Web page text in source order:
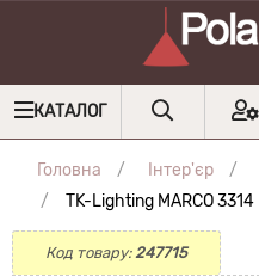
КАТАЛОГ
Головна Інтер'єр
TK-Lighting MARCO 3314
Код товару:247715